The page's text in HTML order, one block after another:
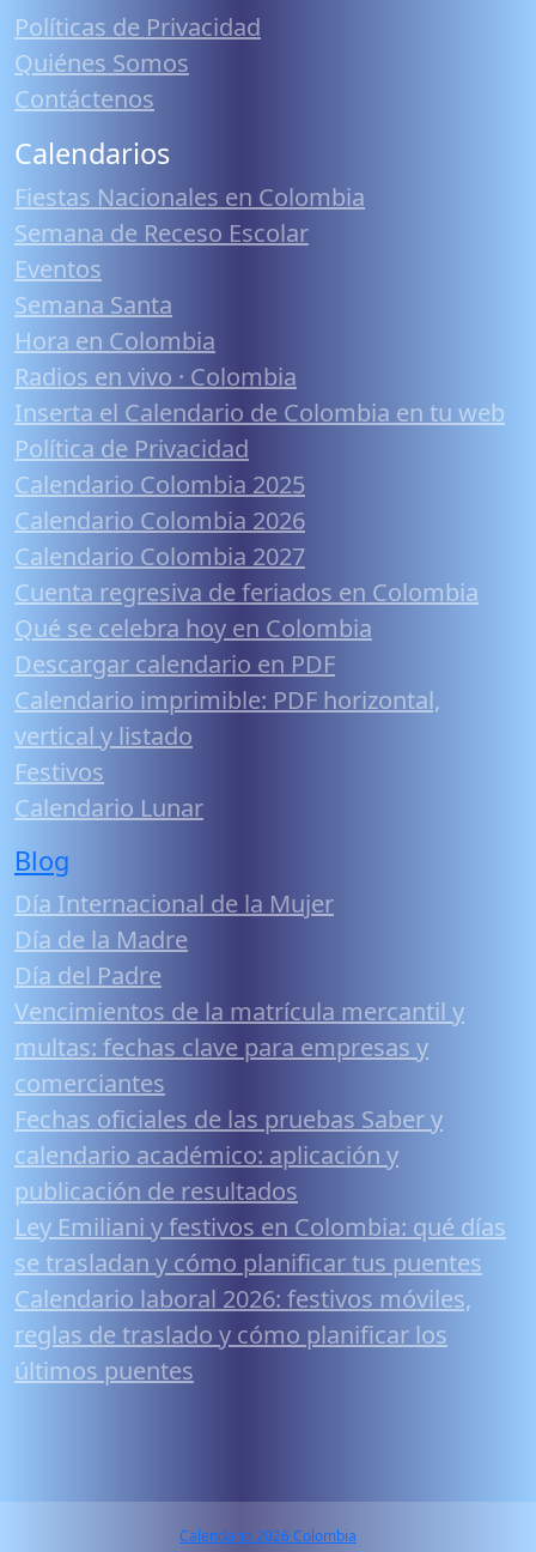
Políticas de Privacidad
Quiénes Somos
Contáctenos
Calendarios
Fiestas Nacionales en Colombia
Semana de Receso Escolar
Eventos
Semana Santa
Hora en Colombia
Radios en vivo · Colombia
Inserta el Calendario de Colombia en tu web
Política de Privacidad
Calendario Colombia 2025
Calendario Colombia 2026
Calendario Colombia 2027
Cuenta regresiva de feriados en Colombia
Qué se celebra hoy en Colombia
Descargar calendario en PDF
Calendario imprimible: PDF horizontal,
vertical y listado
Festivos
Calendario Lunar
Blog
Día Internacional de la Mujer
Día de la Madre
Día del Padre
Vencimientos de la matrícula mercantil y
multas: fechas clave para empresas y
comerciantes
Fechas oficiales de las pruebas Saber y
calendario académico: aplicación y
publicación de resultados
Ley Emiliani y festivos en Colombia: qué días
se trasladan y cómo planificar tus puentes
Calendario laboral 2026: festivos móviles,
reglas de traslado y cómo planificar los
últimos puentes
Calendario 2026 Colombia